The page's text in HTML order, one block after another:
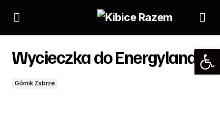
Wycieczka do Energylandii
Górnik Zabrze